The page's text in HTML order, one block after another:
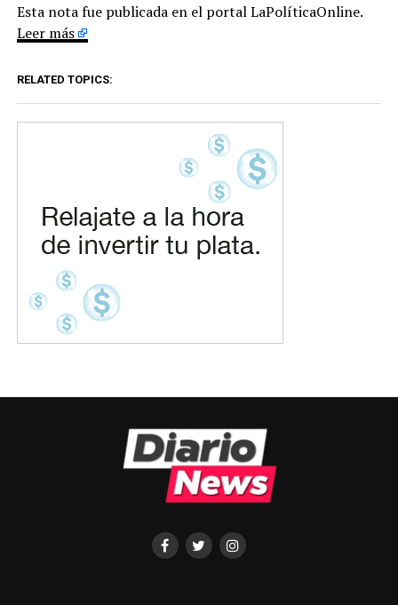
Esta nota fue publicada en el portal LaPolíticaOnline.
Leer más
RELATED TOPICS: